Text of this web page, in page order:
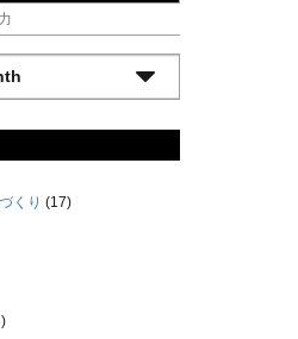
くり (17)